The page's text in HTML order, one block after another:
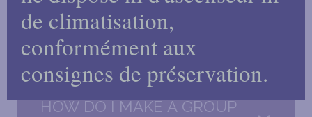
Y A-T-IL UN COFFRE-FORT
DANS LA CHAMBRE?
HOW DO I MAKE A GROUP
de climatisation,
conformément aux
consignes de préservation.